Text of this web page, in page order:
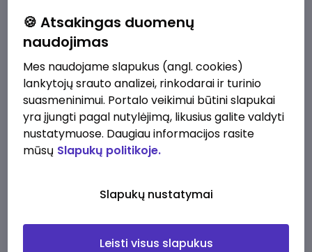
Pridėti naują
Kokios srities darbo pasiūlymai jus domina?
Pridėti naują
🍪 Atsakingas duomenų
naudojimas
Mes naudojame slapukus (angl. cookies)
lankytojų srauto analizei, rinkodarai ir turinio
suasmeninimui. Portalo veikimui būtini slapukai
yra įjungti pagal nutylėjimą, likusius galite valdyti
nustatymuose. Daugiau informacijos rasite
mūsų Slapukų politikoje.
Slapukų nustatymai
Leisti visus slapukus